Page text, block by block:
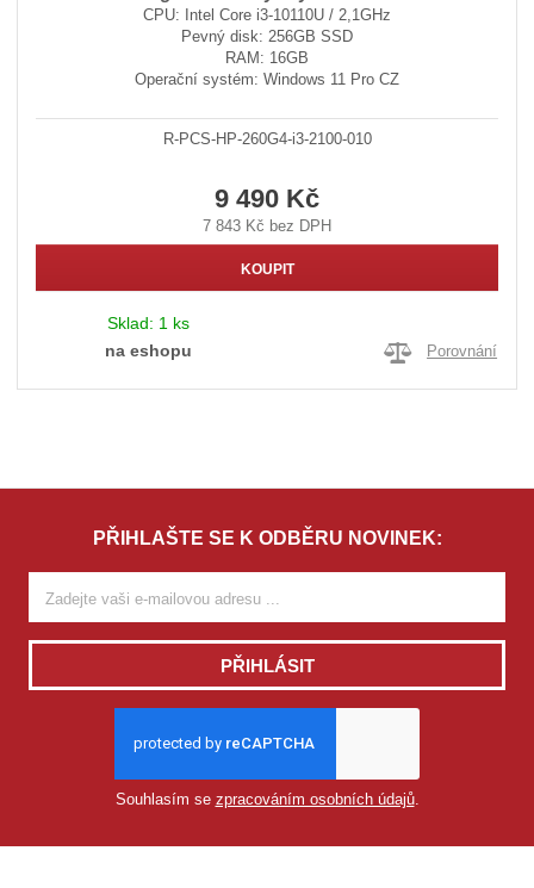
CPU: Intel Core i3-10110U / 2,1GHz
Pevný disk: 256GB SSD
RAM: 16GB
Operační systém: Windows 11 Pro CZ
R-PCS-HP-260G4-i3-2100-010
9 490 Kč
7 843 Kč bez DPH
KOUPIT
Sklad: 1 ks
na eshopu
Porovnání
PŘIHLAŠTE SE K ODBĚRU NOVINEK:
PŘIHLÁSIT
Souhlasím se zpracováním osobních údajů.